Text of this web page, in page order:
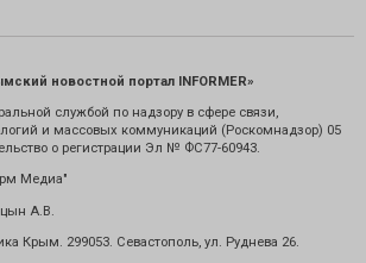
новостной портал INFORMER»
службой по надзору в сфере связи,
и массовых коммуникаций (Роскомнадзор) 05
о регистрации Эл № ФС77-60943.
Медиа"
А.В.
Крым. 299053. Севастополь, ул. Руднева 26.